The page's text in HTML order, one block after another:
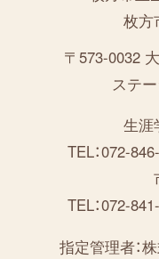
枚方
〒573-0032
ステ
生涯
TEL：072-
TEL：072-
指定管理者：